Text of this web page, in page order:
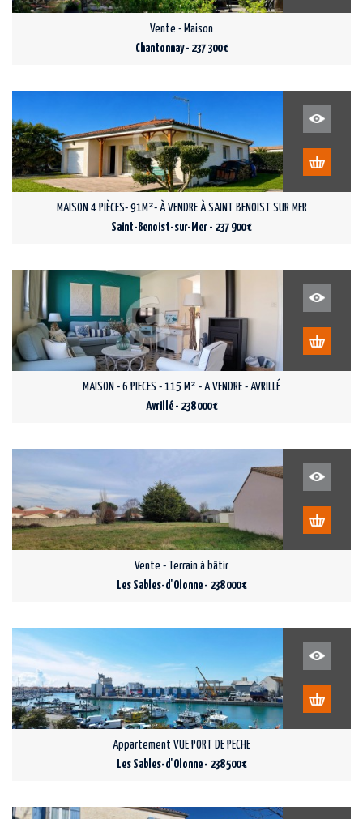
Vente - Maison
Chantonnay - 237 300 €
MAISON 4 PIÈCES- 91M²- À VENDRE À SAINT BENOIST SUR MER
Saint-Benoist-sur-Mer - 237 900 €
MAISON - 6 PIECES - 115 M² - A VENDRE - AVRILLÉ
Avrillé - 238 000 €
Vente - Terrain à bâtir
Les Sables-d'Olonne - 238 000 €
Appartement VUE PORT DE PECHE
Les Sables-d'Olonne - 238 500 €